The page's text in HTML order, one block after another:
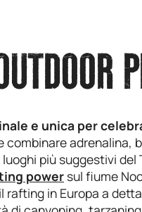
e unica per
combinare
più suggestivi del
power sul fiume
rafting in Europa a